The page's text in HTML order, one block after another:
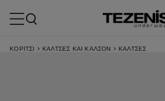
ΚΟΡΊΤΣΙ > ΚΆΛΤΣΕΣ ΚΑΙ ΚΑΛΣΌΝ > ΚΆΛΤΣΕΣ